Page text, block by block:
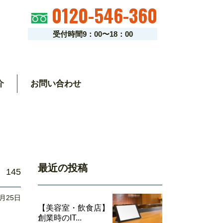
0120-546-360
受付時間9：00〜18：00
お問い合わせ
145
25日
最近の投稿
【美容室・飲食店】
創業時のIT...